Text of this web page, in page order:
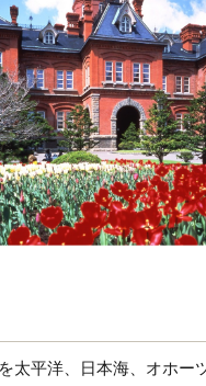
太平洋、日本海、オホー